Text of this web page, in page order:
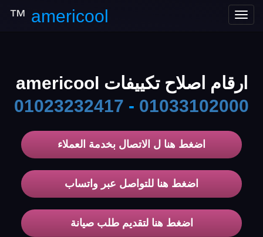
Toggle
americool
™
ارقام اصلاح تكييفات americool
01023232417 - 01033102000
اضغط هنا ل الاتصال بخدمة العملاء
اضغط هنا للتواصل عبر واتساب
اضغط هنا لتقديم طلب صيانة